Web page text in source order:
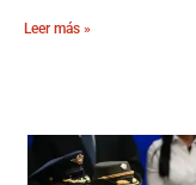
Leer más »